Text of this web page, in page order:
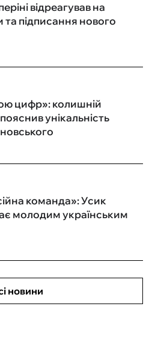
відреагував на
та підписання нового
цифр»: колишній
унікальність
команда»: Усик
молодим українським
новини